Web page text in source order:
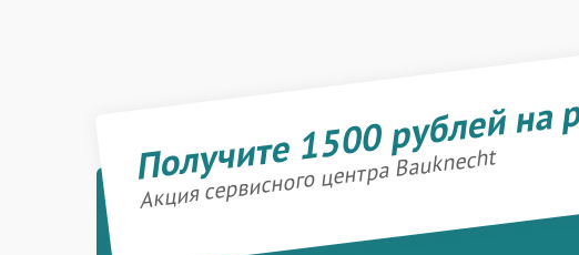
Получите 1500 рублей
Акция сервисного центра Bauknecht